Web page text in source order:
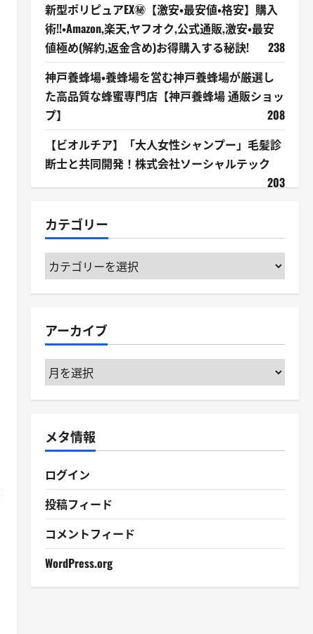
新型ポリピュアEX㊙【激安・最安値・格安】購入
術!!・Amazon,楽天,ヤフオク,公式通販,激安・最安
値極め(解約,返金含め)お得購入する秘訣!
238
神戸養蜂場・養蜂場を営む神戸養蜂場が厳選し
た高品質な蜂蜜専門店【神戸養蜂場 通販ショッ
プ】
208
【ビオルチア】「大人女性シャンプー」毛髪診
断士と共同開発！株式会社ソーシャルテック
203
カテゴリー
カ
テ
ー
アーカイブ
ア
ー
ブ
メタ情報
ログイン
投稿フィード
コメントフィード
WordPress.org